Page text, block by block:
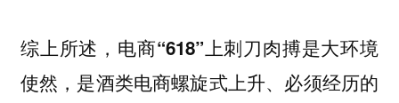
综上所述，电商“618”上刺刀肉搏是大环境
使然，是酒类电商螺旋式上升、必须经历的